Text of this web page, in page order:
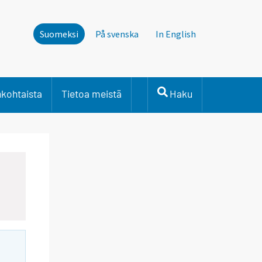
Suomeksi På svenska In English
Tietoa meistä Haku